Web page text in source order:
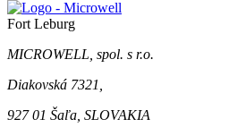
Fort Leburg
MICROWELL, spol. s r.o.
Diakovská 7321,
927 01 Šaľa, SLOVAKIA